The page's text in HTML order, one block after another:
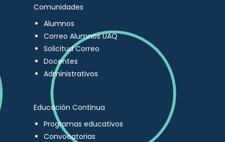
Comunidades
Alumnos
Correo Alumnos UAQ
Solicitud Correo
Docentes
Administrativos
Educación Continua
Programas educativos
Convocatorias